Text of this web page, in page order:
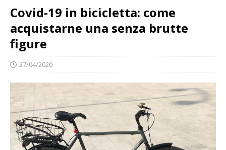
Covid-19 in bicicletta: come
acquistarne una senza brutte
figure
27/04/2020